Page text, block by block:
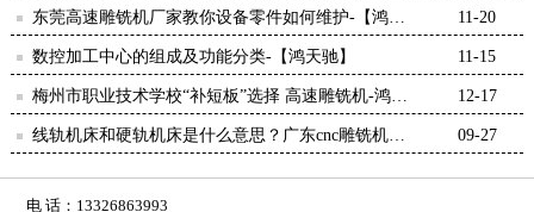
去避免-鸿天驰
东莞高速雕铣机厂家教你设备零件如何维护-【鸿天
驰】
11-20
数控加工中心的组成及功能分类-【鸿天驰】 11-15
梅州市职业技术学校“补短板”选择 高速雕铣机-鸿天
驰
12-17
线轨机床和硬轨机床是什么意思？广东cnc雕铣机厂
09-27
电 话：13326863993